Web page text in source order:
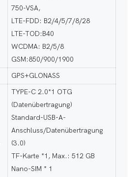
750-VSA,
LTE-FDD: B2/4/5/7/8/28
LTE-TOD:B40
WCDMA: B2/5/8
GSM:850/900/1900
GPS+GLONASS
TYPE-C 2.0*1 OTG
(Datenübertragung)
Standard-USB-A-
Anschluss/Datenübertragung
(3.0)
TF-Karte *1, Max.: 512 GB
Nano-SIM * 1